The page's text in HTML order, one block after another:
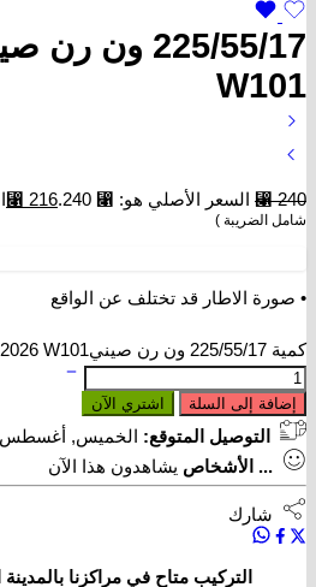
W101
⃁240 السعر الأصلي هو: ⃁ 240. ⃁ 216
شامل الضريبة )
• صورة الاطار قد تختلف عن الواقع
كمية 225/55/17 ون رن صينيD2026 W101
إضافة إلى السلة اشتري الآن
التوصيل المتوقع:
الخميس, أغسطس 06
...
الأشخاص يشاهدون هذا الآن
شارك
التركيب متاح في مراكزنا